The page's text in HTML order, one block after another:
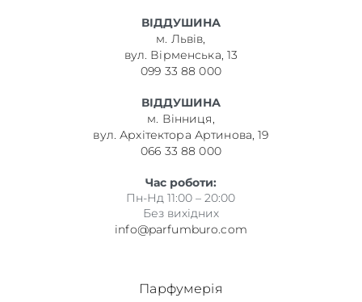
ВІДДУШИНА
м. Львів,
вул. Вірменська, 13
099 33 88 000
ВІДДУШИНА
м. Вінниця,
вул. Архітектора Артинова, 19
066 33 88 000
Час роботи:
Пн-Нд 11:00 – 20:00
Без вихідних
info@parfumburo.com
Парфумерія